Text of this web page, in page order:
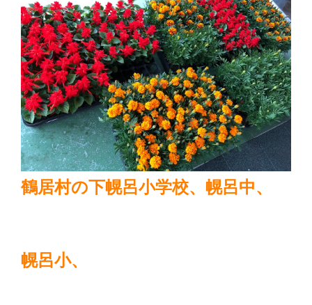
鶴居村の下幌呂小学校、幌呂中、
幌呂小、